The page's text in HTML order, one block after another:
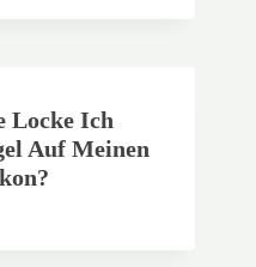
Locke Ich
Auf Meinen